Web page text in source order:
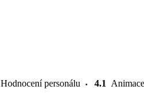
Hodnocení personálu 4.1 Animace